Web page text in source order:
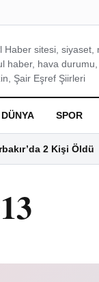
Haber sitesi, siyaset,
haber, hava
Şair Eşref Şiirleri
DÜNYA SPOR
2 Kişi Öldü